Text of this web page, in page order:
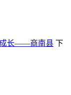
成长——商南县 下